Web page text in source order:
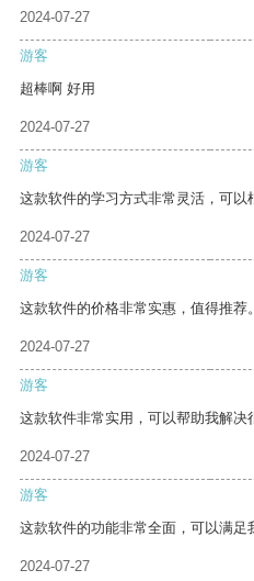
2024-07-27
游客
超棒啊 好用
2024-07-27
游客
这款软件的学习方式非常灵活，可以
2024-07-27
游客
这款软件的价格非常实惠，值得推荐。
2024-07-27
游客
这款软件非常实用，可以帮助我解决
2024-07-27
游客
这款软件的功能非常全面，可以满足
2024-07-27